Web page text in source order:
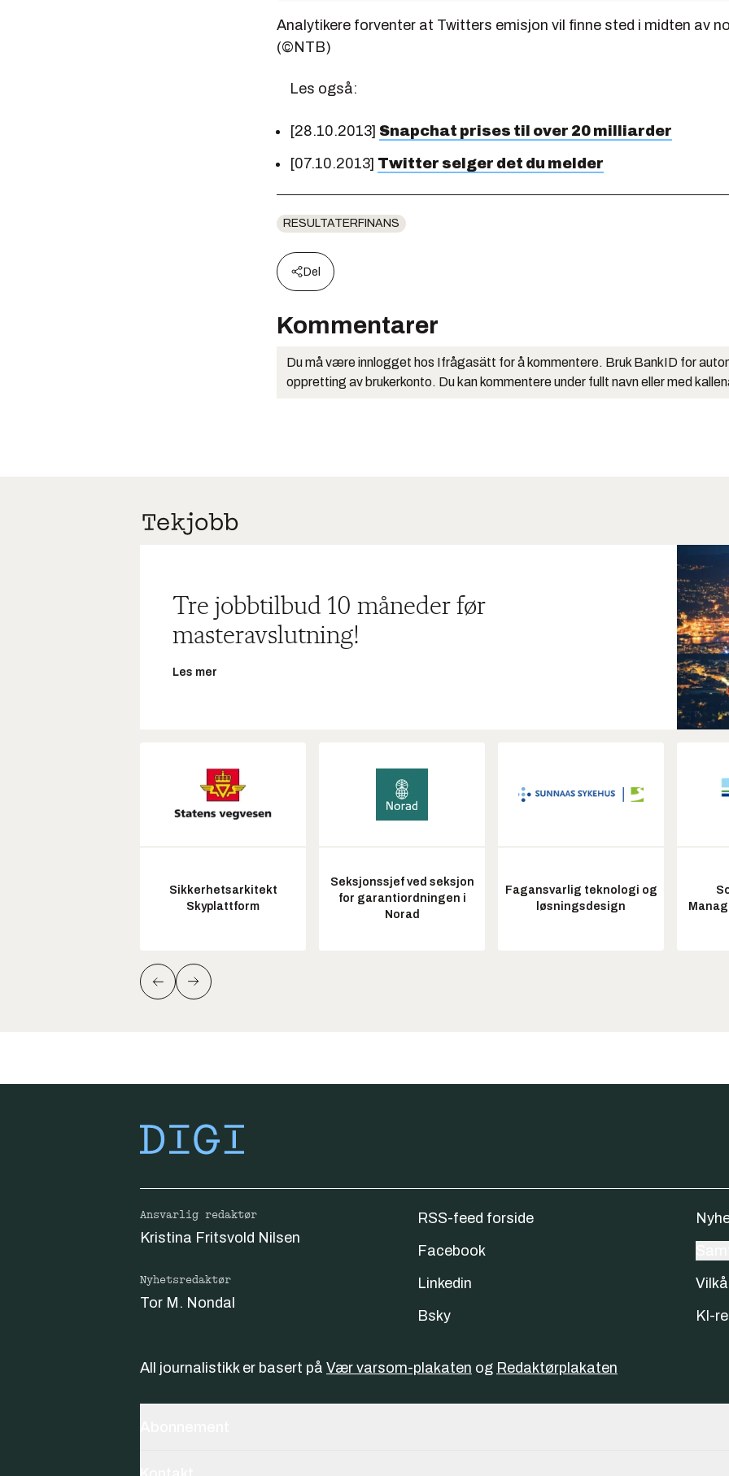
Analytikere forventer at Twitters emisjon vil finne sted i midten av
(©NTB)
Les også:
[28.10.2013] Snapchat prises til over 20 milliarder
[07.10.2013] Twitter selger det du melder
RESULTATERFINANS
Del
Kommentarer
Du må være innlogget hos Ifrågasätt for å kommentere. Bruk BankID for
oppretting av brukerkonto. Du kan kommentere under fullt navn eller med
Tre jobbtilbud 10 måneder før
masteravslutning!
Les mer
Sikkerhetsarkitekt
Skyplattform
Seksjonssjef ved seksjon
for garantiordningen i
Norad
Fagansvarlig teknologi og
løsningsdesign
Ansvarlig redaktør
Kristina Fritsvold Nilsen
Nyhetsredaktør
Tor M. Nondal
RSS-feed forside
Facebook
Linkedin
Bsky
KI-
All journalistikk er basert på Vær varsom-plakaten og Redaktørplakaten